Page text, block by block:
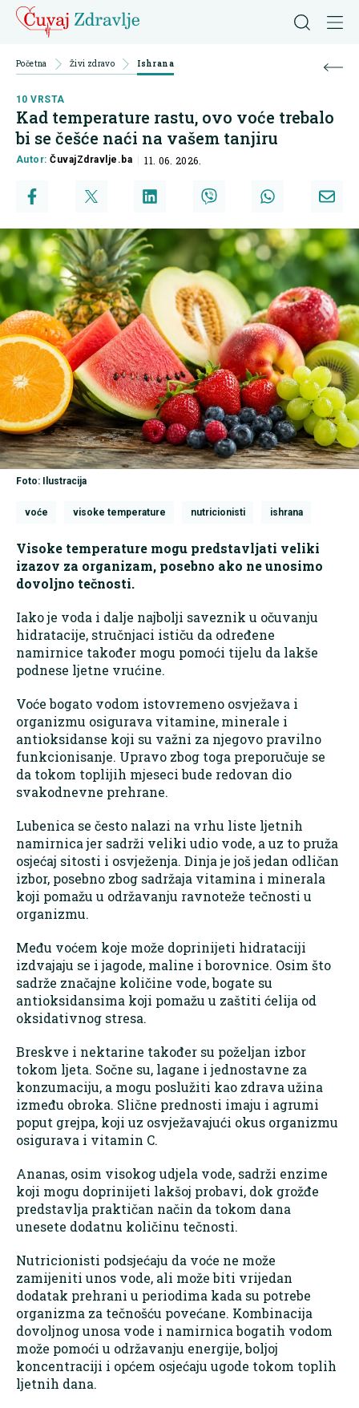
Početna Živi zdravo Ishrana
10 VRSTA
Kad temperature rastu, ovo voće trebalo
bi se češće naći na vašem tanjiru
Autor:ČuvajZdravlje.ba 11. 06. 2026.
Foto: Ilustracija
voće visoke temperature nutricionisti ishrana
Visoke temperature mogu predstavljati veliki
izazov za organizam, posebno ako ne unosimo
dovoljno tečnosti.
Iako je voda i dalje najbolji saveznik u očuvanju
hidratacije, stručnjaci ističu da određene
namirnice također mogu pomoći tijelu da lakše
podnese ljetne vrućine.
Voće bogato vodom istovremeno osvježava i
organizmu osigurava vitamine, minerale i
antioksidanse koji su važni za njegovo pravilno
funkcionisanje. Upravo zbog toga preporučuje se
da tokom toplijih mjeseci bude redovan dio
svakodnevne prehrane.
Lubenica se često nalazi na vrhu liste ljetnih
namirnica jer sadrži veliki udio vode, a uz to pruža
osjećaj sitosti i osvježenja. Dinja je još jedan odličan
izbor, posebno zbog sadržaja vitamina i minerala
koji pomažu u održavanju ravnoteže tečnosti u
organizmu.
Među voćem koje može doprinijeti hidrataciji
izdvajaju se i jagode, maline i borovnice. Osim što
sadrže značajne količine vode, bogate su
antioksidansima koji pomažu u zaštiti ćelija od
oksidativnog stresa.
Breskve i nektarine također su poželjan izbor
tokom ljeta. Sočne su, lagane i jednostavne za
konzumaciju, a mogu poslužiti kao zdrava užina
između obroka. Slične prednosti imaju i agrumi
poput grejpa, koji uz osvježavajući okus organizmu
osigurava i vitamin C.
Ananas, osim visokog udjela vode, sadrži enzime
koji mogu doprinijeti lakšoj probavi, dok grožđe
predstavlja praktičan način da tokom dana
unesete dodatnu količinu tečnosti.
Nutricionisti podsjećaju da voće ne može
zamijeniti unos vode, ali može biti vrijedan
dodatak prehrani u periodima kada su potrebe
organizma za tečnošću povećane. Kombinacija
dovoljnog unosa vode i namirnica bogatih vodom
može pomoći u održavanju energije, boljoj
koncentraciji i općem osjećaju ugode tokom toplih
ljetnih dana.